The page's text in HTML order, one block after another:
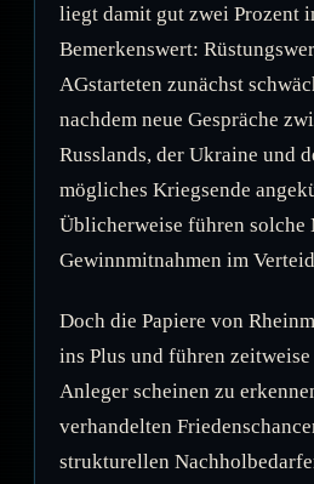
liegt damit gut zwei Prozent
Bemerkenswert:
AGstarteten zunächst
nachdem neue Gespräche
Russlands, der Ukraine und
mögliches Kriegsende
Üblicherweise führen solche
Gewinnmitnahmen im
Doch die Papiere von
ins Plus und führen
Anleger scheinen zu
verhandelten
strukturellen